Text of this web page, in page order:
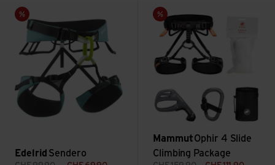
Sale
Edelrid Sendero
Sendero ansehen
Sale
MammutOphir 4 Slide
Climbing Package
Ophir 4 Slide Climbing